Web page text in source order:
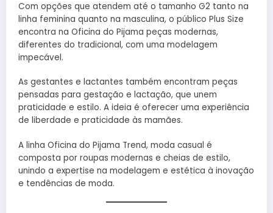
Com opções que atendem até o tamanho G2 tanto na
linha feminina quanto na masculina, o público Plus Size
encontra na Oficina do Pijama peças modernas,
diferentes do tradicional, com uma modelagem
impecável.
As gestantes e lactantes também encontram peças
pensadas para gestação e lactação, que unem
praticidade e estilo. A ideia é oferecer uma experiência
de liberdade e praticidade às mamães.
A linha Oficina do Pijama Trend, moda casual é
composta por roupas modernas e cheias de estilo,
unindo a expertise na modelagem e estética à inovação
e tendências de moda.